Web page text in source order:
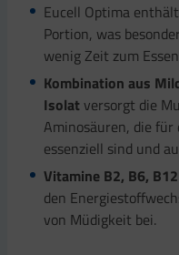
Eucell Optima enthält
Portion, was
wenig Zeit zum
Kombination aus
Isolatversorgt die
Aminosäuren, die
essenziell sind und
Vitamine B2, B6,
den
von Müdigkeit bei.